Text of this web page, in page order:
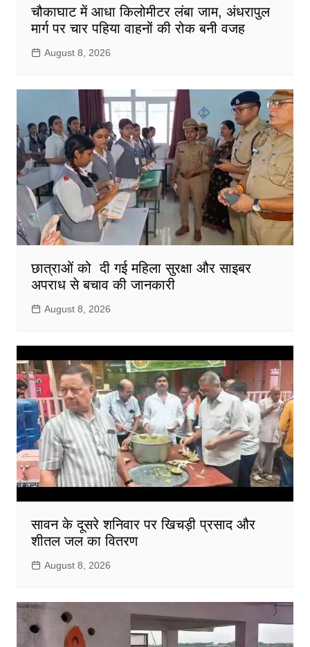
चौकाघाट में आधा किलोमीटर लंबा जाम, अंधरापुल
मार्ग पर चार पहिया वाहनों की रोक बनी वजह
August 8, 2026
छात्राओं को दी गई महिला सुरक्षा और साइबर
अपराध से बचाव की जानकारी
August 8, 2026
सावन के दूसरे शनिवार पर खिचड़ी प्रसाद और
शीतल जल का वितरण
August 8, 2026